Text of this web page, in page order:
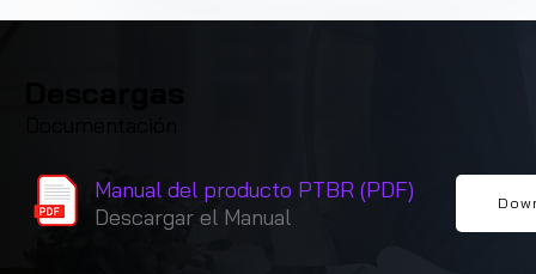
Manual del producto PTBR (PDF)
Descargar el Manual